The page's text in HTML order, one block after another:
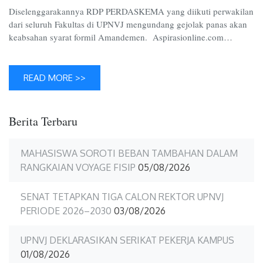
Diselenggarakannya RDP PERDASKEMA yang diikuti perwakilan
dari seluruh Fakultas di UPNVJ mengundang gejolak panas akan
keabsahan syarat formil Amandemen. Aspirasionline.com…
READ MORE >>
Berita Terbaru
MAHASISWA SOROTI BEBAN TAMBAHAN DALAM
RANGKAIAN VOYAGE FISIP 05/08/2026
SENAT TETAPKAN TIGA CALON REKTOR UPNVJ
PERIODE 2026–2030 03/08/2026
UPNVJ DEKLARASIKAN SERIKAT PEKERJA KAMPUS
01/08/2026